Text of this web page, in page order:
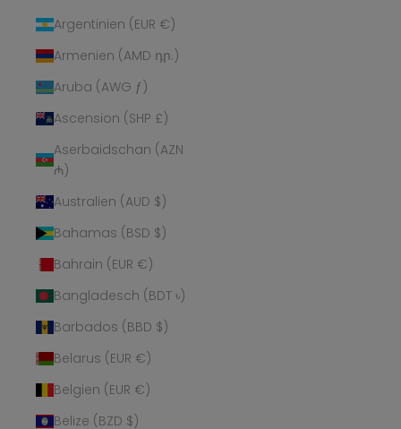
Argentinien (EUR €)
Armenien (AMD դր.)
Aruba (AWG ƒ)
Ascension (SHP £)
Aserbaidschan (AZN
₼)
Australien (AUD $)
Bahamas (BSD $)
Bahrain (EUR €)
Bangladesch (BDT ৳)
Barbados (BBD $)
Belarus (EUR €)
Belgien (EUR €)
Belize (BZD $)